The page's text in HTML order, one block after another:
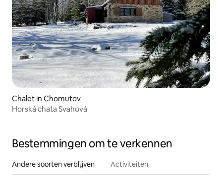
Chalet in Chomutov
Horská chata Svahová
Bestemmingen om te verkennen
Andere soorten verblijven Activiteiten